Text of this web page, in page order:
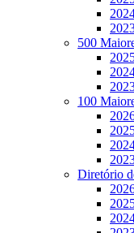
500
100
Diretório